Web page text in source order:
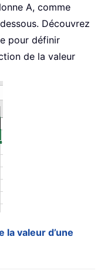
A, comme
Découvrez
pour définir
de la valeur
la valeur d’une